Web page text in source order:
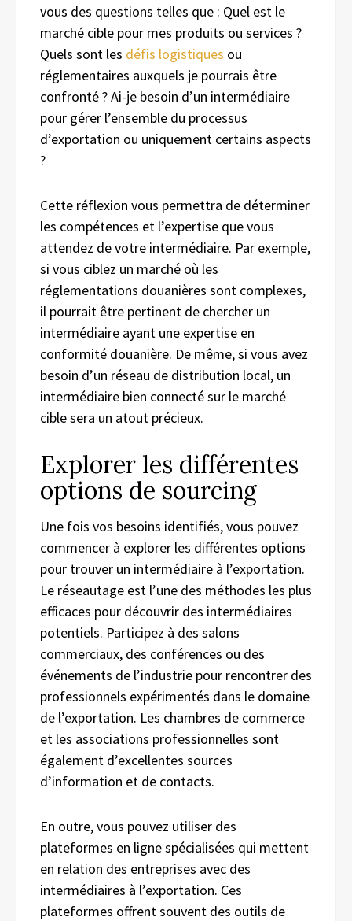
vous des questions telles que : Quel est le
marché cible pour mes produits ou services ?
Quels sont les défis logistiques ou
réglementaires auxquels je pourrais être
confronté ? Ai-je besoin d’un intermédiaire
pour gérer l’ensemble du processus
d’exportation ou uniquement certains aspects
?
Cette réflexion vous permettra de déterminer
les compétences et l’expertise que vous
attendez de votre intermédiaire. Par exemple,
si vous ciblez un marché où les
réglementations douanières sont complexes,
il pourrait être pertinent de chercher un
intermédiaire ayant une expertise en
conformité douanière. De même, si vous avez
besoin d’un réseau de distribution local, un
intermédiaire bien connecté sur le marché
cible sera un atout précieux.
Explorer les différentes
options de sourcing
Une fois vos besoins identifiés, vous pouvez
commencer à explorer les différentes options
pour trouver un intermédiaire à l’exportation.
Le réseautage est l’une des méthodes les plus
efficaces pour découvrir des intermédiaires
potentiels. Participez à des salons
commerciaux, des conférences ou des
événements de l’industrie pour rencontrer des
professionnels expérimentés dans le domaine
de l’exportation. Les chambres de commerce
et les associations professionnelles sont
également d’excellentes sources
d’information et de contacts.
En outre, vous pouvez utiliser des
plateformes en ligne spécialisées qui mettent
en relation des entreprises avec des
intermédiaires à l’exportation. Ces
plateformes offrent souvent des outils de